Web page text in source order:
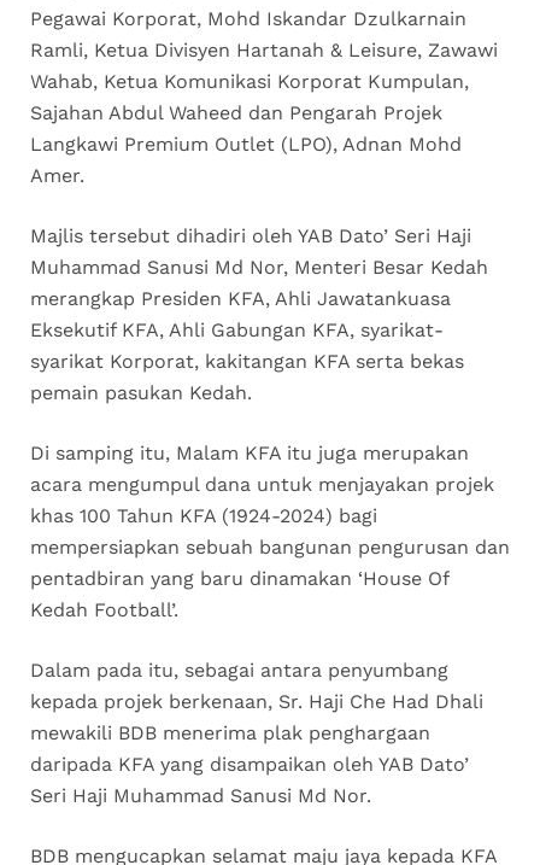
Pegawai Korporat, Mohd Iskandar Dzulkarnain
Ramli, Ketua Divisyen Hartanah & Leisure, Zawawi
Wahab, Ketua Komunikasi Korporat Kumpulan,
Sajahan Abdul Waheed dan Pengarah Projek
Langkawi Premium Outlet (LPO), Adnan Mohd
Amer.
Majlis tersebut dihadiri oleh YAB Dato’ Seri Haji
Muhammad Sanusi Md Nor, Menteri Besar Kedah
merangkap Presiden KFA, Ahli Jawatankuasa
Eksekutif KFA, Ahli Gabungan KFA, syarikat-
syarikat Korporat, kakitangan KFA serta bekas
pemain pasukan Kedah.
Di samping itu, Malam KFA itu juga merupakan
acara mengumpul dana untuk menjayakan projek
khas 100 Tahun KFA (1924-2024) bagi
mempersiapkan sebuah bangunan pengurusan dan
pentadbiran yang baru dinamakan ‘House Of
Kedah Football’.
Dalam pada itu, sebagai antara penyumbang
kepada projek berkenaan, Sr. Haji Che Had Dhali
mewakili BDB menerima plak penghargaan
daripada KFA yang disampaikan oleh YAB Dato’
Seri Haji Muhammad Sanusi Md Nor.
BDB mengucapkan selamat maju jaya kepada KFA